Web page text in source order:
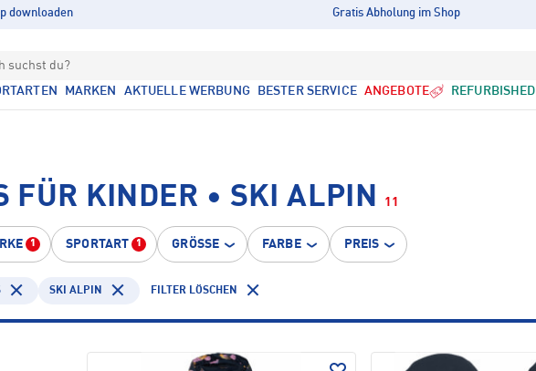
downloaden Gratis Abholung im Shop
suchst du?
MARKEN AKTUELLE WERBUNG BESTER SERVICE ANGEBOTE REFURBISHED
FÜR KINDER • SKI ALPIN 11
1 SPORTART 1 GRÖSSE FARBE PREIS
SKI ALPIN FILTER LÖSCHEN